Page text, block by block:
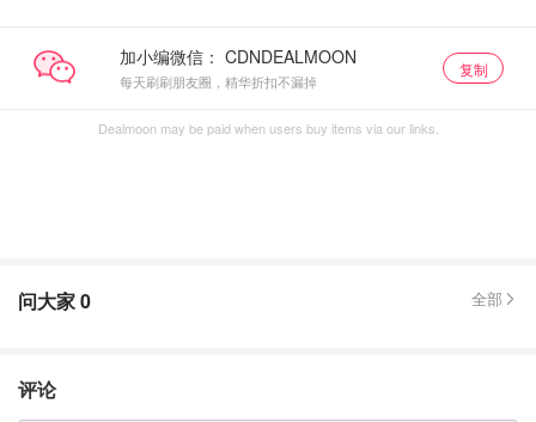
加小编微信：
每天刷刷朋友圈，精华折扣不漏掉
复制
Dealmoon may be paid when users buy items via our links.
问大家0 全部
评论